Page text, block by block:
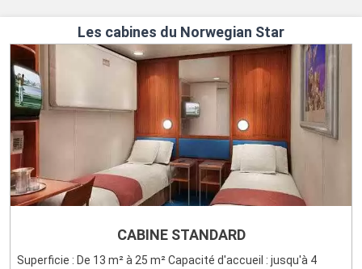
Les cabines du Norwegian Star
CABINE STANDARD
Superficie : De 13 m² à 25 m² Capacité d'accueil : jusqu'à 4